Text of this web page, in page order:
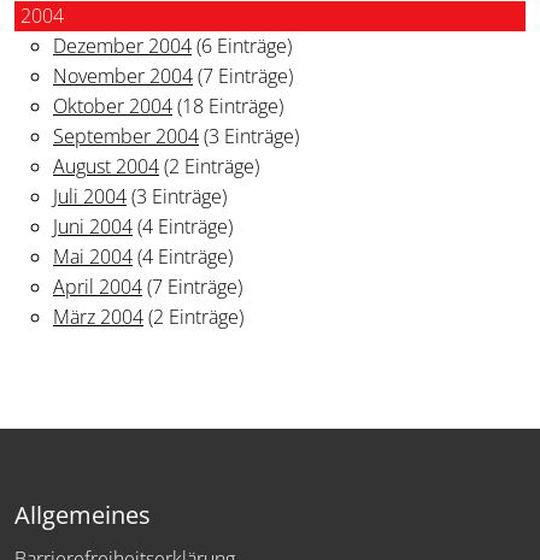
2004
Dezember 2004(6 Einträge)
November 2004(7 Einträge)
Oktober 2004(18 Einträge)
September 2004(3 Einträge)
August 2004(2 Einträge)
Juli 2004(3 Einträge)
Juni 2004(4 Einträge)
Mai 2004(4 Einträge)
April 2004(7 Einträge)
März 2004(2 Einträge)
Allgemeines